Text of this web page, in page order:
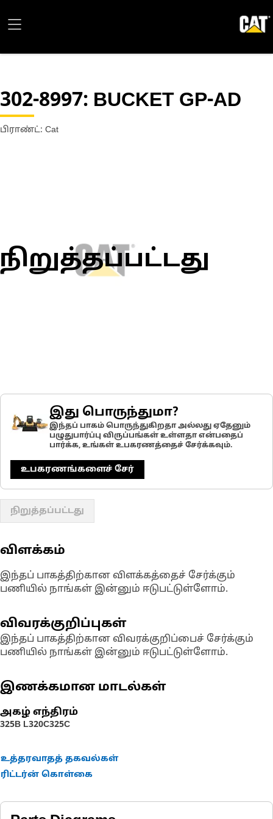
302-8997: BUCKET GP-AD
பிராண்ட்: Cat
நிறுத்தப்பட்டது
இது பொருந்துமா?
இந்தப் பாகம் பொருந்துகிறதா அல்லது ஏதேனும்
பழுதுபார்ப்பு விருப்பங்கள் உள்ளதா என்பதைப்
பார்க்க, உங்கள் உபகரணத்தைச் சேர்க்கவும்.
உபகரணங்களைச் சேர்
நிறுத்தப்பட்டது
விளக்கம்
இந்தப் பாகத்திற்கான விளக்கத்தைச் சேர்க்கும்
பணியில் நாங்கள் இன்னும் ஈடுபட்டுள்ளோம்.
விவரக்குறிப்புகள்
இந்தப் பாகத்திற்கான விவரக்குறிப்பைச் சேர்க்கும்
பணியில் நாங்கள் இன்னும் ஈடுபட்டுள்ளோம்.
இணக்கமான மாடல்கள்
அகழ் எந்திரம்
325B L320C325C
உத்தரவாதத் தகவல்கள்
ரிட்டர்ன் கொள்கை